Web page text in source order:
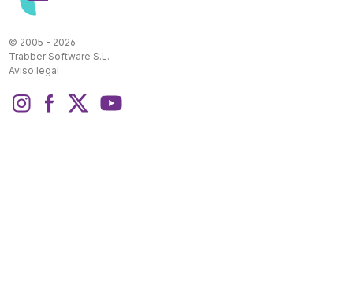
© 2005 - 2026
Trabber Software S.L.
Aviso legal